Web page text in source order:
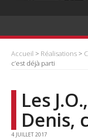
Accueil > Réalisations >
c’est déjà parti
Les
Denis,
4 JUILLET 2017